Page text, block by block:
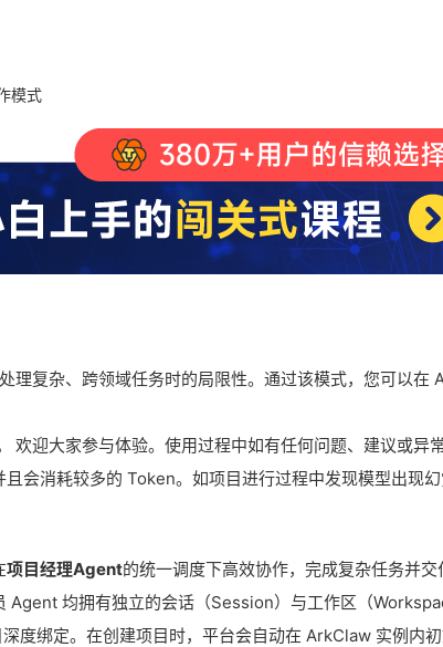
模式
理复杂、跨领域任务时的局限性。通过该模式，您可以
欢迎大家参与体验。使用过程中如有任何问题、建议或异
会消耗较多的 Token。如项目进行过程中发现模型出现
项目经理Agent的统一调度下高效协作，完成复杂任务并交
Agent 均拥有独立的会话（Session）与工作区（
度绑定。在创建项目时，平台会自动在 ArkClaw 实例内